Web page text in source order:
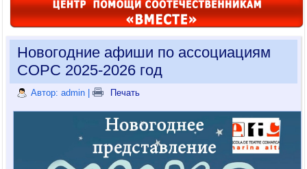
Новогодние афиши по ассоциациям
СОРС 2025-2026 год
Автор: admin | Печать